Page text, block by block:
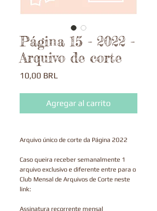
Página 15 - 2022 -
Arquivo de corte
10,00 BRL
Agregar al carrito
Arquivo único de corte da Página 2022
Caso queira receber semanalmente 1
arquivo exclusivo e diferente entre para o
Club Mensal de Arquivos de Corte neste
link:
Assinatura recorrente mensal